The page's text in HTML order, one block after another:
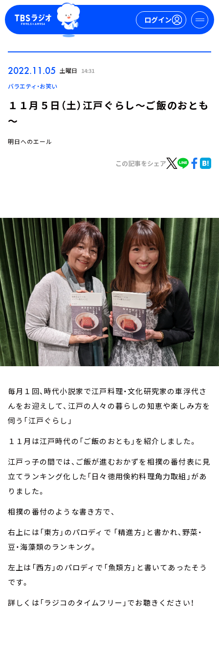
ログイン
ログイン
お知らせ
イベント・グッズ
YouTube
会社情報
2022.11.05 土曜日 14:31
バラエティ・お笑い
１１月５日（土）江戸ぐらし～ご飯のおとも
～
明日へのエール
この記事をシェア
毎月１回、時代小説家で江戸料理・文化研究家の車浮代さ
んをお迎えして、江戸の人々の暮らしの知恵や楽しみ方を
伺う「江戸ぐらし」
１１月は江戸時代の「ご飯のおとも」を紹介しました。
江戸っ子の間では、ご飯が進むおかずを相撲の番付表に見
立てランキング化した「日々徳用倹約料理角力取組」があ
りました。
相撲の番付のような書き方で、
右上には「東方」のパロディで 「精進方」と書かれ、野菜・
豆・海藻類のランキング。
左上は「西方」のパロディで「魚類方」と書いてあったそう
です。
詳しくは「ラジコのタイムフリー」でお聴きください！